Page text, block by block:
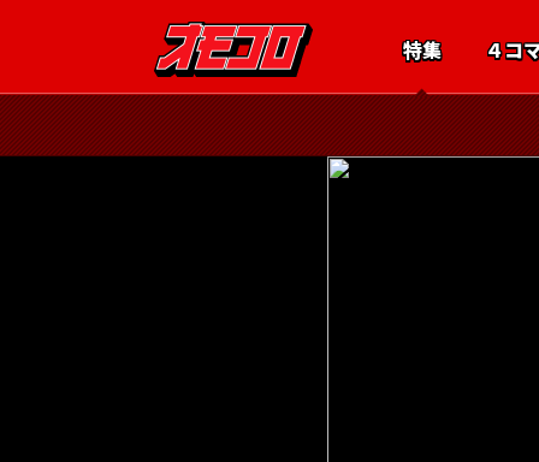
特集 ４コ